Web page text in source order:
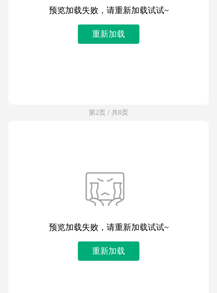
预览加载失败，请重新加载试试~
重新加载
第2页 / 共8页
预览加载失败，请重新加载试试~
重新加载